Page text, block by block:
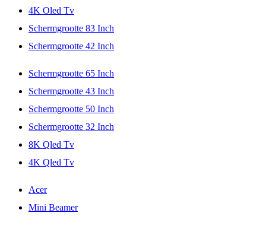
4K Oled Tv
Schermgrootte 83 Inch
Schermgrootte 42 Inch
Schermgrootte 65 Inch
Schermgrootte 43 Inch
Schermgrootte 50 Inch
Schermgrootte 32 Inch
8K Qled Tv
4K Qled Tv
Acer
Mini Beamer